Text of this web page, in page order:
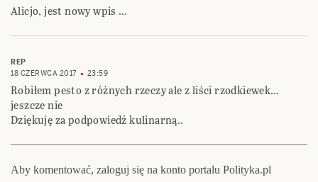
Alicjo, jest nowy wpis …
REP
18 CZERWCA 2017
23:59
Robiłem pesto z różnych rzeczy ale z liści rzodkiewek…
jeszcze nie
Dziękuję za podpowiedź kulinarną..
Aby komentować, zaloguj się na konto portalu Polityka.pl